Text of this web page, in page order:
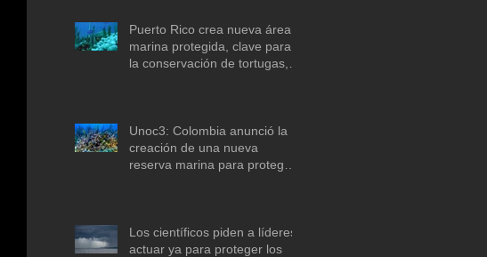
Puerto Rico crea nueva área
marina protegida, clave para
la conservación de tortugas,
Unoc3: Colombia anunció la
creación de una nueva
reserva marina para proteger
Los científicos piden a líderes
actuar ya para proteger los